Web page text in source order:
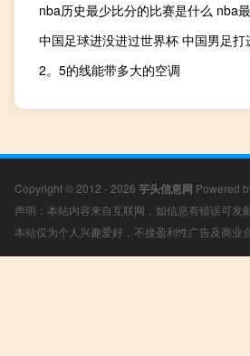
nba历史最少比分的比赛是什么 nba
中国足球进没进过世界杯 中国男足打
2。5的线能带多大的空调
Copyright © 2012 - 2026 芋头信息网 Powered
声明：本站内容来自互联网，如信息有错误可
本站仅为个人兴趣爱好，不接盈利性广告及商业